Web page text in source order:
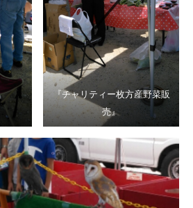
『チャリティー枚方産野菜販
売』